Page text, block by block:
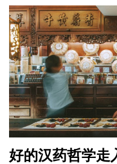
好的汉药哲学走